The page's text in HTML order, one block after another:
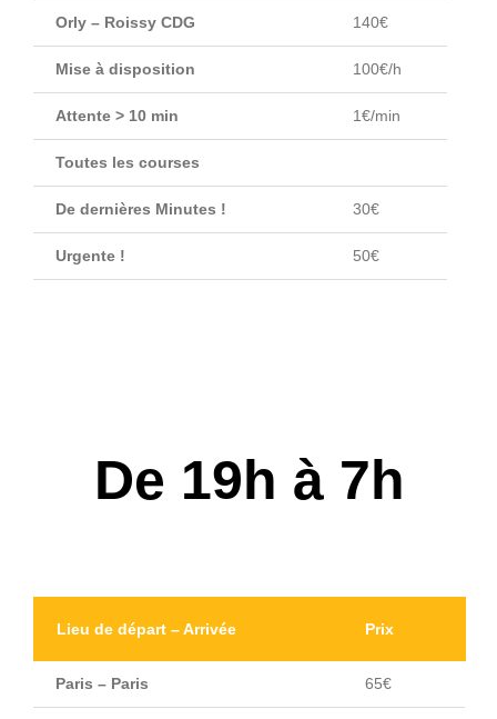
Orly – Roissy CDG 140€
Mise à disposition 100€/h
Attente > 10 min 1€/min
Toutes les courses
De dernières Minutes ! 30€
Urgente ! 50€
De 19h à 7h
Lieu de départ – Arrivée Prix
Paris – Paris 65€